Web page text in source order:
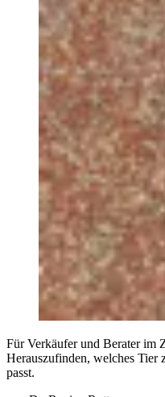
Für Verkäufer und Berater im
Herauszufinden, welches Tier
passt.